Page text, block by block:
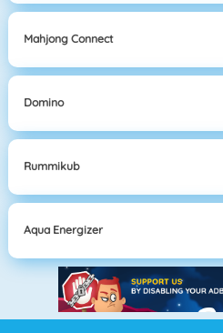
Mahjong Connect
Domino
Rummikub
Aqua Energizer